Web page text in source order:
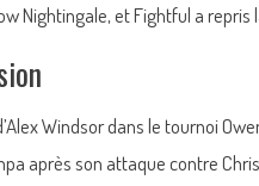
Nightingale, et Fightful a
Windsor dans le tournoi
après son attaque contre